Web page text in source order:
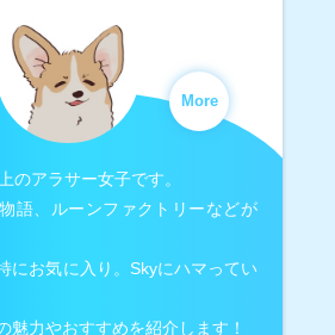
More
のアラサー女子です。
語、ルーンファクトリーなどが
にお気に入り。Skyにハマってい
魅力やおすすめを紹介します！